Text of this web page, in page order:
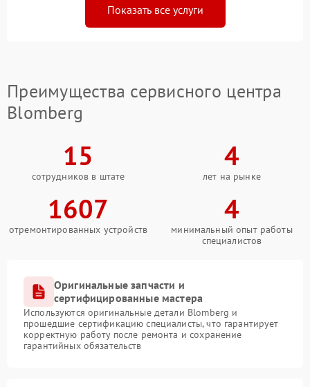
Показать все услуги
Преимущества сервисного центра
Blomberg
15
сотрудников в штате
4
лет на рынке
1607
отремонтированных устройств
4
минимальный опыт работы
специалистов
Оригинальные запчасти и
сертифицированные мастера
Используются оригинальные детали Blomberg и
прошедшие сертификацию специалисты, что гарантирует
корректную работу после ремонта и сохранение
гарантийных обязательств